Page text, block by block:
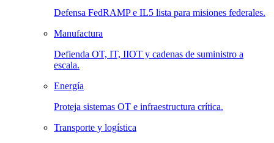
Defensa FedRAMP e IL5 lista para misiones federales.
Manufactura
Defienda OT, IT, IIOT y cadenas de suministro a
escala.
Energía
Proteja sistemas OT e infraestructura crítica.
Transporte y logística